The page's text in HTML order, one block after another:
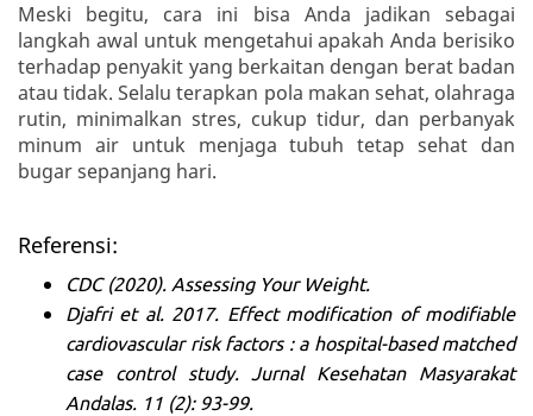
Meski begitu, cara ini bisa Anda jadikan sebagai
langkah awal untuk mengetahui apakah Anda berisiko
terhadap penyakit yang berkaitan dengan berat badan
atau tidak. Selalu terapkan pola makan sehat, olahraga
rutin, minimalkan stres, cukup tidur, dan perbanyak
minum air untuk menjaga tubuh tetap sehat dan
bugar sepanjang hari.
Referensi:
CDC (2020). Assessing Your Weight.
Djafri et al. 2017. Effect modification of modifiable
cardiovascular risk factors : a hospital-based matched
case control study. Jurnal Kesehatan Masyarakat
Andalas. 11 (2): 93-99.